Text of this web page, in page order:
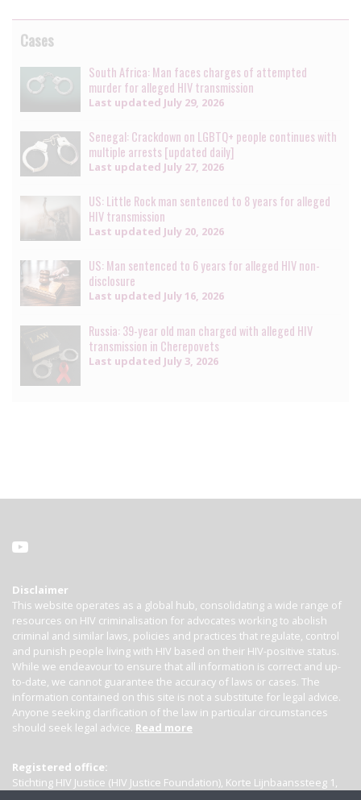
Cases
South Africa: Man faces charges of attempted
murder for alleged HIV transmission
Last updated July 29, 2026
Senegal: Crackdown on LGBTQ+ people continues with
multiple arrests [updated daily]
Last updated July 27, 2026
US: Little Rock man sentenced to 8 years for alleged
HIV transmission
Last updated July 20, 2026
US: Man sentenced to 6 years for alleged HIV non-
disclosure
Last updated July 16, 2026
Russia: 39-year old man charged with alleged HIV
transmission in Cherepovets
Last updated July 3, 2026
Disclaimer
This website operates as a global hub, consolidating a wide range of
resources on HIV criminalisation for advocates working to abolish
criminal and similar laws, policies and practices that regulate, control
and punish people living with HIV based on their HIV-positive status.
While we endeavour to ensure that all information is correct and up-
to-date, we cannot guarantee the accuracy of laws or cases. The
information contained on this site is not a substitute for legal advice.
Anyone seeking clarification of the law in particular circumstances
should seek legal advice. Read more
Registered office:
Stichting HIV Justice (HIV Justice Foundation), Korte Lijnbaanssteeg 1,